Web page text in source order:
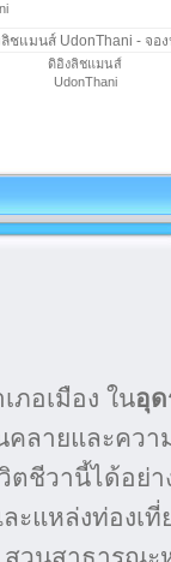
ดิอิงลิชแมนส์
UdonThani
ภอเมือง ในอุ
ลายและควา
ชีวานี้ได้อย่
แหล่งท่องเ